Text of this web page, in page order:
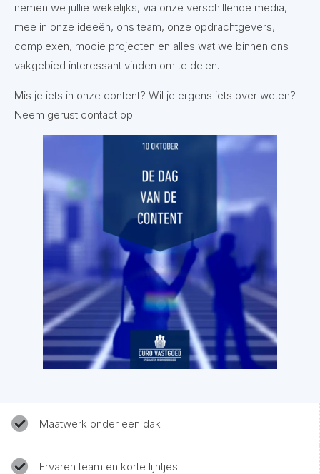
nemen we jullie wekelijks, via onze verschillende media,
mee in onze ideeën, ons team, onze opdrachtgevers,
complexen, mooie projecten en alles wat we binnen ons
vakgebied interessant vinden om te delen.
Mis je iets in onze content? Wil je ergens iets over weten?
Neem gerust contact op!
Maatwerk onder een dak
Ervaren team en korte lijntjes